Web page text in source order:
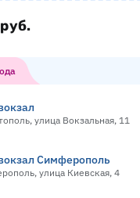
руб.
улица Вокзальная, 11
Симферополь
улица Киевская, 4